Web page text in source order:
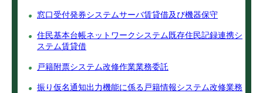
窓口受付発券システムサーバ賃貸借及び機器保守
住民基本台帳ネットワークシステム既存住民記録連携シ
ステム賃貸借
戸籍附票システム改修作業業務委託
振り仮名通知出力機能に係る戸籍情報システム改修業務